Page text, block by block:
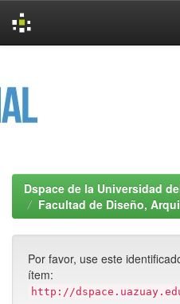
Dspace de la Universidad
Facultad de Diseño,
Por favor, use este
ítem:
http://